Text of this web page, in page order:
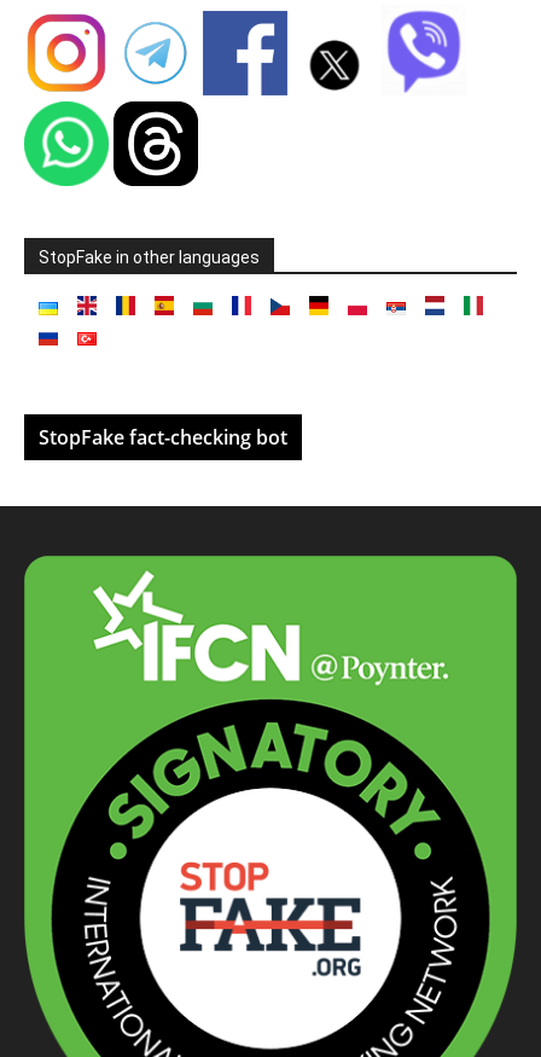
StopFake in other languages
StopFake fact-checking bot